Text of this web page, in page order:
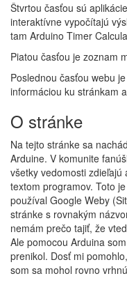
Štvrtou časťou sú
interaktívne vypočítajú
tam Arduino Timer
Piatou časťou je zoznam
Poslednou časťou webu
informáciou ku stránkam
O stránke
Na tejto stránke sa
Arduine. V komunite
všetky vedomosti
textom programov. Toto
používal Google Weby
stránke s rovnakým
nemám prečo tajiť, že
Ale pomocou Arduina
prenikol. Dosť mi
som sa mohol rovno